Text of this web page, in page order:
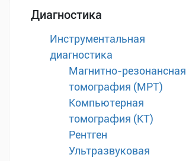
Диагностика
Инструментальная
диагностика
Магнитно-резонансная
томография (МРТ)
Компьютерная
томография (КТ)
Рентген
Ультразвуковая